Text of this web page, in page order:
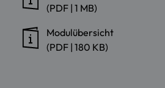
(PDF | 1 MB)
Modulübersicht
(PDF | 180 KB)